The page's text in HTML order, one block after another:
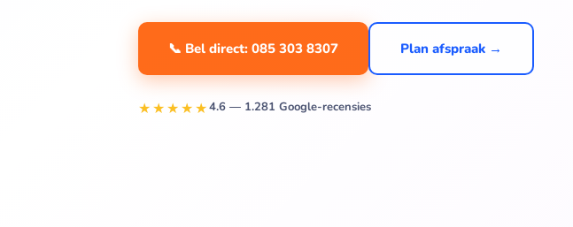
📞 Bel direct: 085 303 8307 Plan afspraak →
★★★★★4.6 — 1.281 Google-recensies